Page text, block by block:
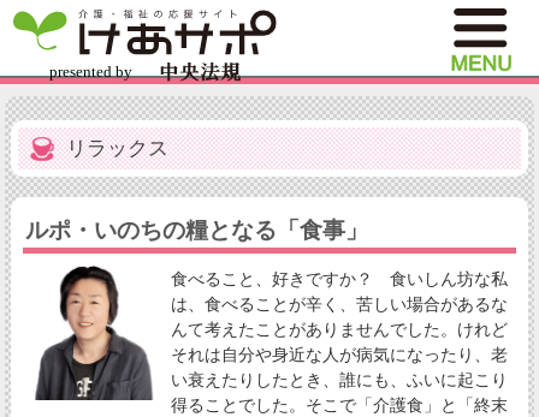
リラックス
ルポ・いのちの糧となる「食事」
食べること、好きですか？ 食いしん坊な私
は、食べることが辛く、苦しい場合があるな
んて考えたことがありませんでした。けれど
それは自分や身近な人が病気になったり、老
い衰えたりしたとき、誰にも、ふいに起こり
得ることでした。そこで「介護食」と「終末